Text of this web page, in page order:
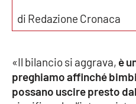
RUBRICHE
Parchi Marini Calabria
di Redazione Cronaca
«Il bilancio si aggrava, è
preghiamo affinché
possano uscire presto